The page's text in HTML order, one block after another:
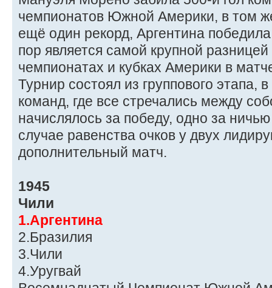
чемпионатов Южной Америки, в том
ещё один рекорд, Аргентина
пор является самой крупной
чемпионатах и кубках Америки в
Турнир состоял из группового этапа,
команд, где все стречались между
начислялось за победу, одно за
случае равенства очков у двух
дополнительный матч.
1945
Чили
1.Аргентина
2.Бразилия
3.Чили
4.Уругвай